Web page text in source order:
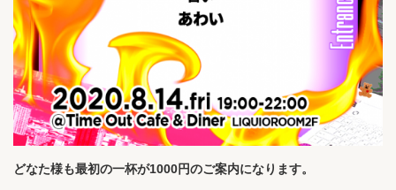
どなた様も最初の一杯が1000円のご案内になります。